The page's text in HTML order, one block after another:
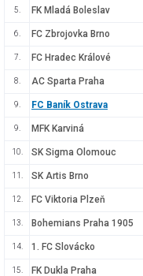
5. FK Mladá Boleslav
6. FC Zbrojovka Brno
7. FC Hradec Králové
8. AC Sparta Praha
9. FC Baník Ostrava
9. MFK Karviná
10. SK Sigma Olomouc
11. SK Artis Brno
12. FC Viktoria Plzeň
13. Bohemians Praha 1905
14. 1. FC Slovácko
15. FK Dukla Praha